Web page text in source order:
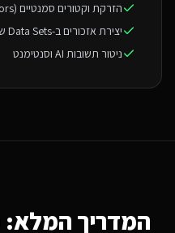
הזרקת וקטורים סמנטיים (Vectors)
יצירת אזכורים ב-Data Sets של LLMs
ניטור תשובות AI וסנטימנט
המדריך המלא: